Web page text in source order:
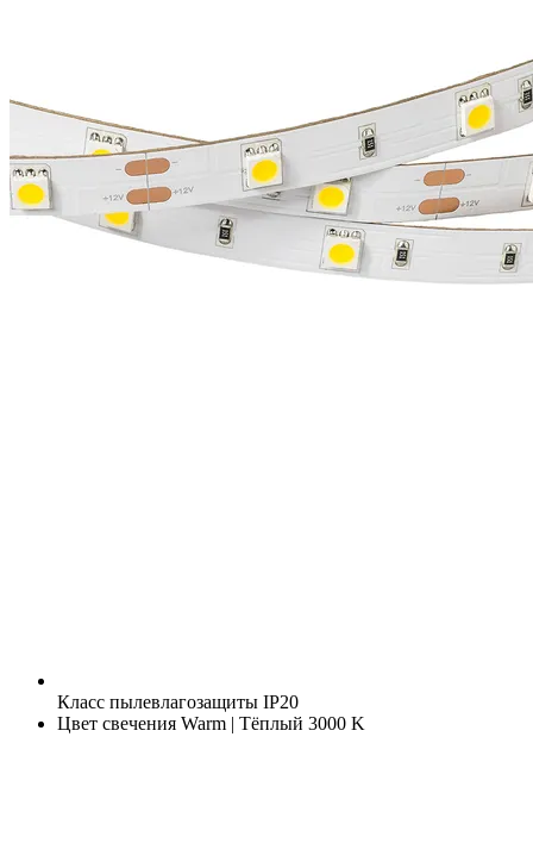
Класс пылевлагозащиты IP20
Цвет свечения Warm | Тёплый 3000 K